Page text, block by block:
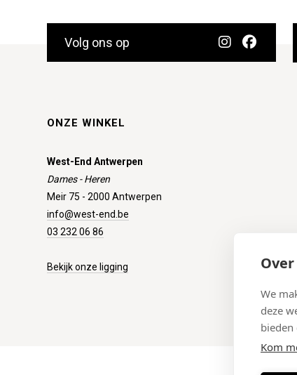
We
deze
bieden
Kom
Volg ons op
ONZE WINKEL
West-End Antwerpen
Dames - Heren
Meir 75 - 2000 Antwerpen
info@west-end.be
03 232 06 86
Bekijk onze ligging